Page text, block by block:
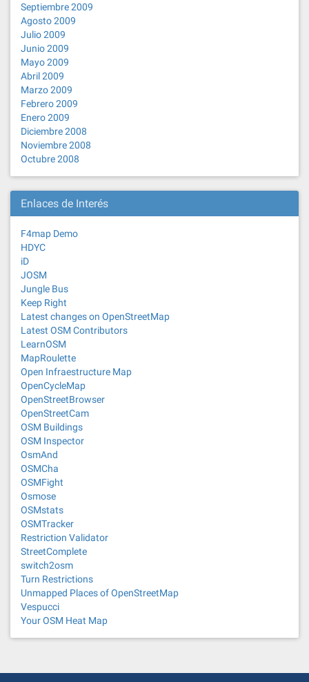
Septiembre 2009
Agosto 2009
Julio 2009
Junio 2009
Mayo 2009
Abril 2009
Marzo 2009
Febrero 2009
Enero 2009
Diciembre 2008
Noviembre 2008
Octubre 2008
Enlaces de Interés
F4map Demo
HDYC
iD
JOSM
Jungle Bus
Keep Right
Latest changes on OpenStreetMap
Latest OSM Contributors
LearnOSM
MapRoulette
Open Infraestructure Map
OpenCycleMap
OpenStreetBrowser
OpenStreetCam
OSM Buildings
OSM Inspector
OsmAnd
OSMCha
OSMFight
Osmose
OSMstats
OSMTracker
Restriction Validator
StreetComplete
switch2osm
Turn Restrictions
Unmapped Places of OpenStreetMap
Vespucci
Your OSM Heat Map